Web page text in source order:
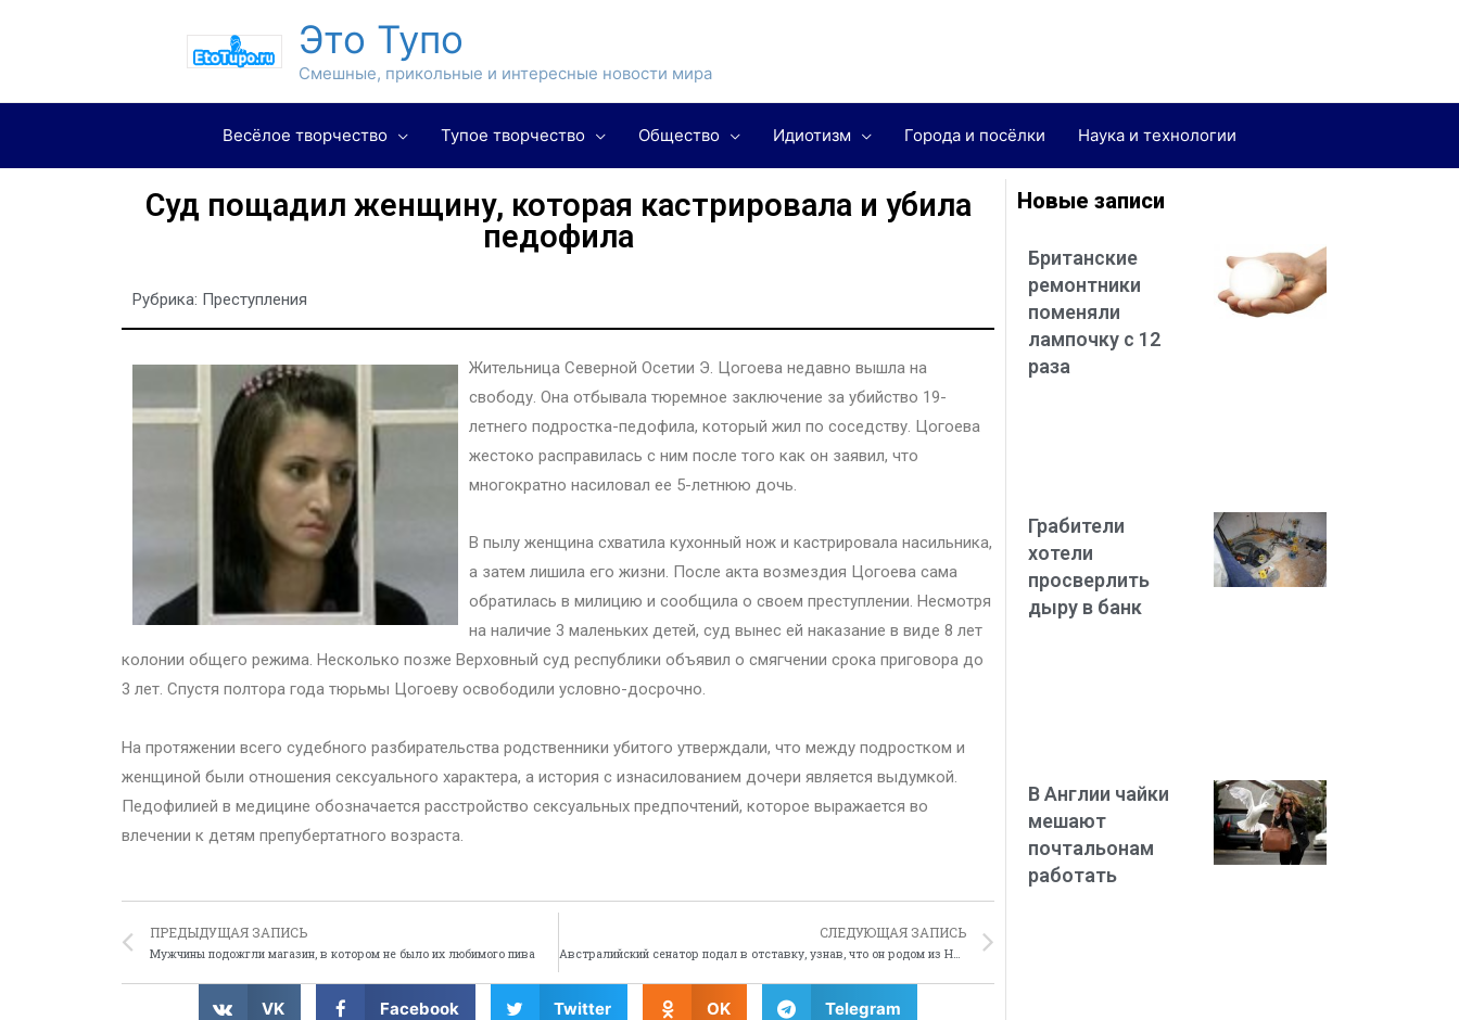
Это Тупо
Смешные, прикольные и интересные новости мира
Весёлое творчество Тупое творчество Общество Идиотизм Города и посёлки Наука и технологии
Суд пощадил женщину, которая кастрировала и убила
педофила
Рубрика: Преступления
Жительница Северной Осетии Э. Цогоева недавно вышла на
свободу. Она отбывала тюремное заключение за убийство 19-
летнего подростка-педофила, который жил по соседству. Цогоева
жестоко расправилась с ним после того как он заявил, что
многократно насиловал ее 5-летнюю дочь.
В пылу женщина схватила кухонный нож и кастрировала насильника,
а затем лишила его жизни. После акта возмездия Цогоева сама
обратилась в милицию и сообщила о своем преступлении. Несмотря
на наличие 3 маленьких детей, суд вынес ей наказание в виде 8 лет
колонии общего режима. Несколько позже Верховный суд республики объявил о смягчении срока приговора до
3 лет. Спустя полтора года тюрьмы Цогоеву освободили условно-досрочно.
На протяжении всего судебного разбирательства родственники убитого утверждали, что между подростком и
женщиной были отношения сексуального характера, а история с изнасилованием дочери является выдумкой.
Педофилией в медицине обозначается расстройство сексуальных предпочтений, которое выражается во
влечении к детям препубертатного возраста.
ПРЕДЫДУЩАЯ ЗАПИСЬ
Мужчины подожгли магазин, в котором не было их любимого пива
СЛЕДУЮЩАЯ ЗАПИСЬ
Австралийский сенатор подал в отставку, узнав, что он родом из Новой Зеландии
VK Facebook Twitter OK Telegram
Новые записи
Британские
ремонтники
поменяли
лампочку с 12
раза
Грабители
хотели
просверлить
дыру в банк
В Англии чайки
мешают
почтальонам
работать